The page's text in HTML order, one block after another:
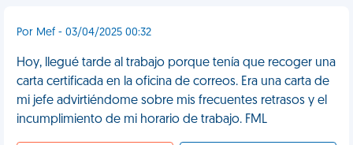
Por Mef - 03/04/2025 00:32
Hoy, llegué tarde al trabajo porque tenía que recoger una
carta certificada en la oficina de correos. Era una carta de
mi jefe advirtiéndome sobre mis frecuentes retrasos y el
incumplimiento de mi horario de trabajo. FML